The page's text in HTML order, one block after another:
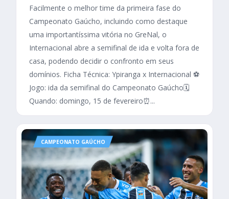
Facilmente o melhor time da primeira fase do
Campeonato Gaúcho, incluindo como destaque
uma importantíssima vitória no GreNal, o
Internacional abre a semifinal de ida e volta fora de
casa, podendo decidir o confronto em seus
domínios. Ficha Técnica: Ypiranga x Internacional ⚽
Jogo: ida da semifinal do Campeonato Gaúcho🗓️
Quando: domingo, 15 de fevereiro⏰...
CAMPEONATO GAÚCHO